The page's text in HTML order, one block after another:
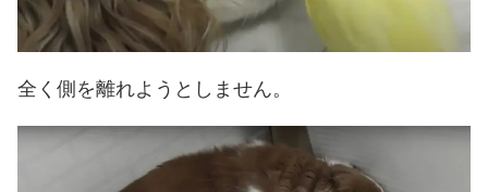
全く側を離れようとしません。